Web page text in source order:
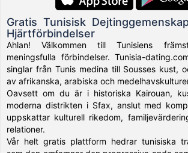
Gratis Tunisisk
Hjärtförbindelser
Ahlan! Välkommen till Tunisiens
meningsfulla förbindelser. Tunisia-
singlar från Tunis medina till Sousses kust,
av afrikanska, arabiska och
Oavsett om du är i historiska Kairouan,
moderna distrikten i Sfax, anslut med
uppskattar kulturell rikedom,
relationer.
Vår helt gratis plattform hedrar tunisiska